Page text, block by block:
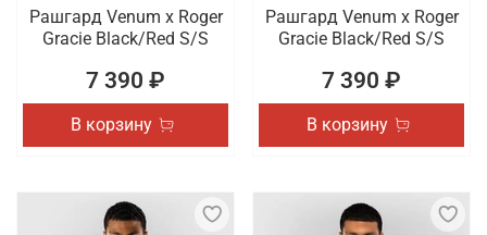
Рашгард Venum x Roger
Gracie Black/Red S/S
7 390 ₽
В корзину
Рашгард Venum x Roger
Gracie Black/Red S/S
7 390 ₽
В корзину